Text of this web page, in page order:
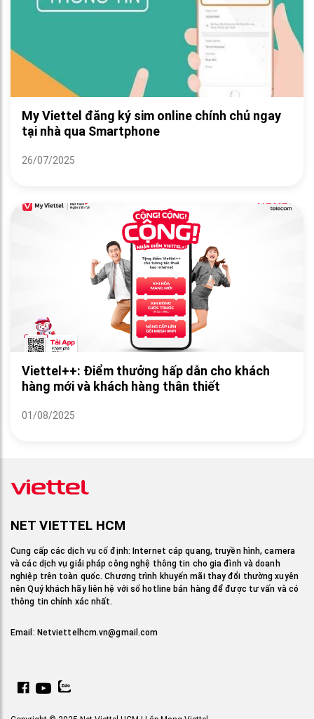
My Viettel đăng ký sim online chính chủ ngay
tại nhà qua Smartphone
26/07/2025
Viettel++: Điểm thưởng hấp dẫn cho khách
hàng mới và khách hàng thân thiết
01/08/2025
NET VIETTEL HCM
Cung cấp các dịch vụ cố định: Internet cáp quang, truyền hình, camera
và các dịch vụ giải pháp công nghệ thông tin cho gia đình và doanh
nghiệp trên toàn quốc. Chương trình khuyến mãi thay đổi thường xuyên
nên Quý khách hãy liên hệ với số hotline bán hàng để được tư vấn và có
thông tin chính xác nhất.
Email: Netviettelhcm.vn@gmail.com